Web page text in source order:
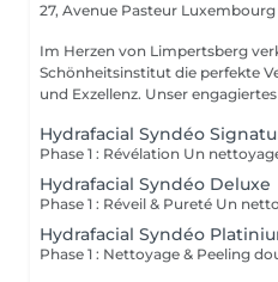
27, Avenue Pasteur Luxembourg
Im Herzen von Limpertsberg
Schönheitsinstitut die perfekte
und Exzellenz. Unser
Hydrafacial Syndéo
Hydrafacial Syndéo Deluxe
Hydrafacial Syndéo